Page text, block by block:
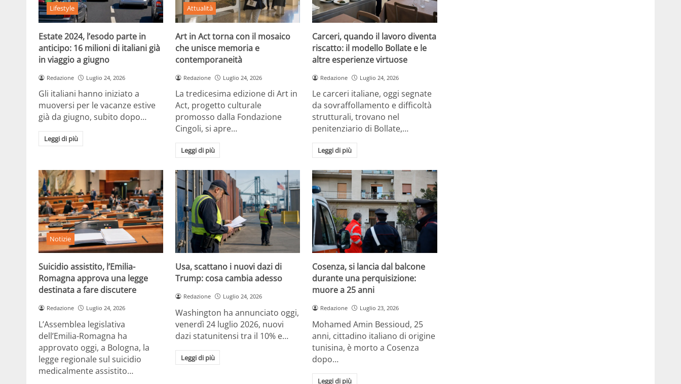
Lifestyle
Estate 2024, l’esodo parte in
anticipo: 16 milioni di italiani già
in viaggio a giugno
Redazione Luglio 24, 2026
Gli italiani hanno iniziato a
muoversi per le vacanze estive
già da giugno, subito dopo…
Leggi di più
Attualità
Art in Act torna con il mosaico
che unisce memoria e
contemporaneità
Redazione Luglio 24, 2026
La tredicesima edizione di Art in
Act, progetto culturale
promosso dalla Fondazione
Cingoli, si apre…
Leggi di più
Carceri, quando il lavoro diventa
riscatto: il modello Bollate e le
altre esperienze virtuose
Redazione Luglio 24, 2026
Le carceri italiane, oggi segnate
da sovraffollamento e difficoltà
strutturali, trovano nel
penitenziario di Bollate,…
Leggi di più
Notizie
Suicidio assistito, l’Emilia-
Romagna approva una legge
destinata a fare discutere
Redazione Luglio 24, 2026
L’Assemblea legislativa
dell’Emilia-Romagna ha
approvato oggi, a Bologna, la
legge regionale sul suicidio
medicalmente assistito…
Usa, scattano i nuovi dazi di
Trump: cosa cambia adesso
Redazione Luglio 24, 2026
Washington ha annunciato oggi,
venerdì 24 luglio 2026, nuovi
dazi statunitensi tra il 10% e…
Leggi di più
Cosenza, si lancia dal balcone
durante una perquisizione:
muore a 25 anni
Redazione Luglio 23, 2026
Mohamed Amin Bessioud, 25
anni, cittadino italiano di origine
tunisina, è morto a Cosenza
dopo…
Leggi di più